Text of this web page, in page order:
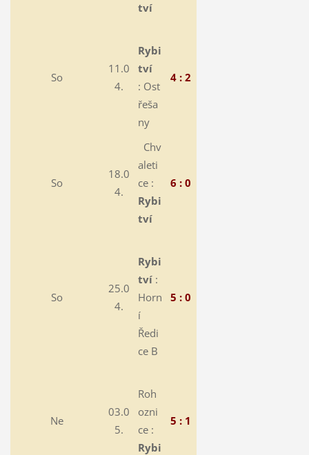
tví
So
11.0
4.
Rybi
tví
: Ost
řeša
ny
4 : 2
So
18.0
4.
Chv
aleti
ce :
Rybi
tví
6 : 0
So
25.0
4.
Rybi
tví :
Horn
í
Ředi
ce B
5 : 0
Ne
03.0
5.
Roh
ozni
ce :
Rybi
5 : 1